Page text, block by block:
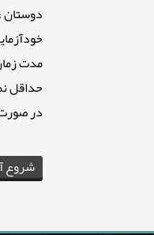
دوستان
خودآزمایی درس هشتم
مدت زمان خودآزمایی ۱۴
حداقل نمره
در